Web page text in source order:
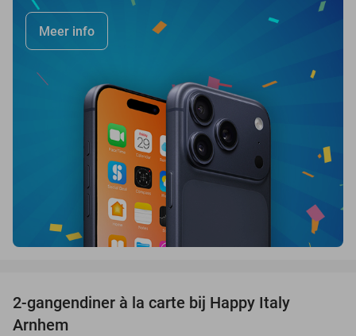
Meer info
2-gangendiner à la carte bij Happy Italy
Arnhem